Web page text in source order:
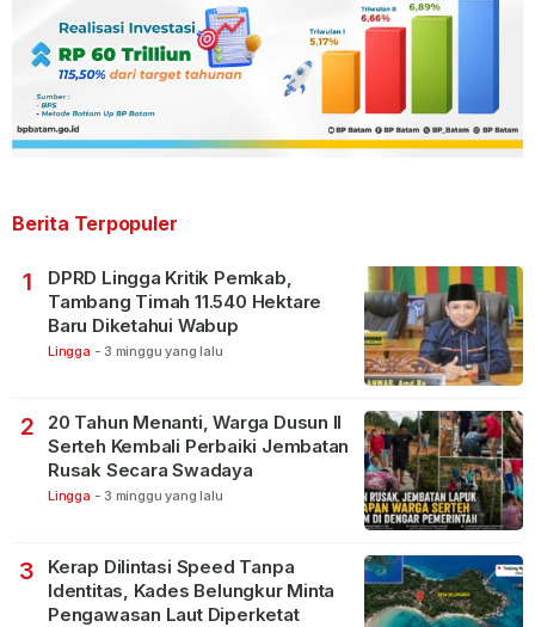
Berita Terpopuler
1
DPRD Lingga Kritik Pemkab,
Tambang Timah 11.540 Hektare
Baru Diketahui Wabup
Lingga - 3 minggu yang lalu
2
20 Tahun Menanti, Warga Dusun II
Serteh Kembali Perbaiki Jembatan
Rusak Secara Swadaya
Lingga - 3 minggu yang lalu
3
Kerap Dilintasi Speed Tanpa
Identitas, Kades Belungkur Minta
Pengawasan Laut Diperketat